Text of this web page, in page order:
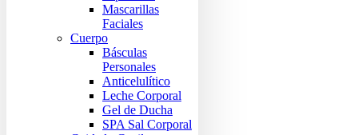
Mascarillas
Faciales
Cuerpo
Básculas
Personales
Anticelulítico
Leche Corporal
Gel de Ducha
SPA Sal Corporal